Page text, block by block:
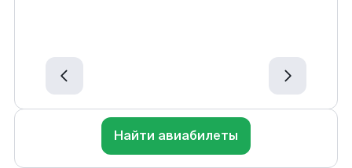
Найти авиабилеты